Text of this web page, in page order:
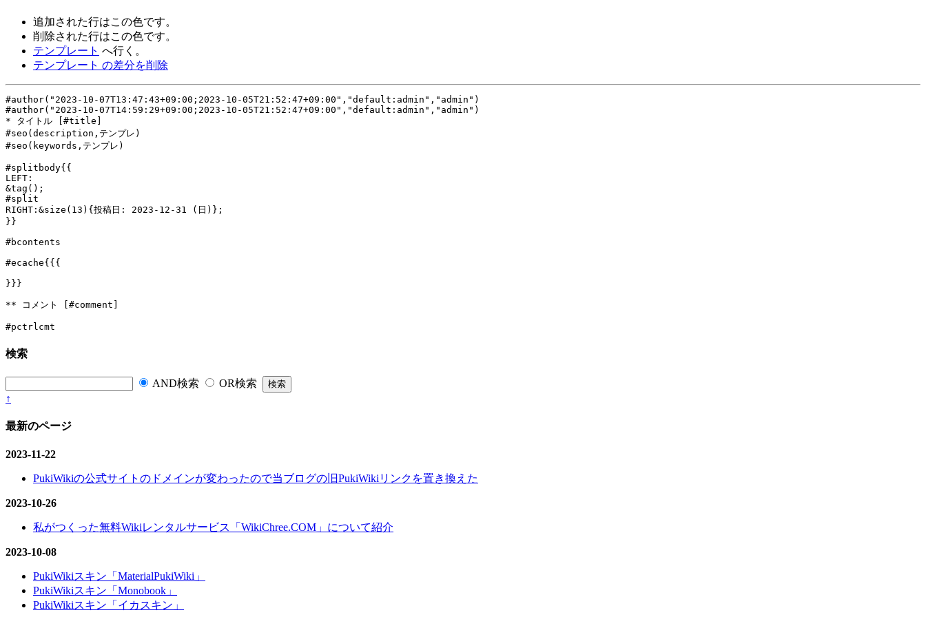
追加された行はこの色です。
削除された行はこの色です。
テンプレート へ行く。
テンプレート の差分を削除
#author("2023-10-07T13:47:43+09:00;2023-10-05T21:52:47+09:00","default:admin","admin")
#author("2023-10-07T14:59:29+09:00;2023-10-05T21:52:47+09:00","default:admin","admin")
#seo(description,テンプレ)
#seo(keywords,テンプレ)
#splitbody{{
LEFT:
&tag();
#split
RIGHT:&size(13){投稿日: 2023-12-31 (日)};
}}
#bcontents
#ecache{{{
}}}
** コメント [#comment]
検索
AND検索
OR検索
↑
最新のページ
2023-11-22
PukiWikiの公式サイトのドメインが変わったので当ブログの旧PukiWikiリンクを置き換えた
2023-10-26
私がつくった無料Wikiレンタルサービス「WikiChree.COM」について紹介
2023-10-08
PukiWikiスキン「MaterialPukiWiki」
PukiWikiスキン「Monobook」
PukiWikiスキン「イカスキン」